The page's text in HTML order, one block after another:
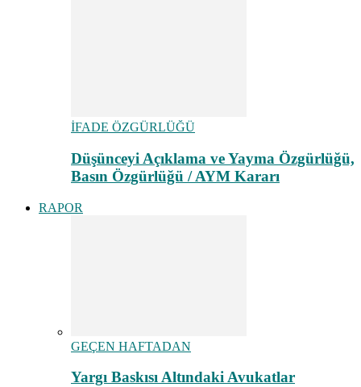
İFADE ÖZGÜRLÜĞÜ
Düşünceyi Açıklama ve Yayma Özgürlüğü,
Basın Özgürlüğü / AYM Kararı
RAPOR
GEÇEN HAFTADAN
Yargı Baskısı Altındaki Avukatlar